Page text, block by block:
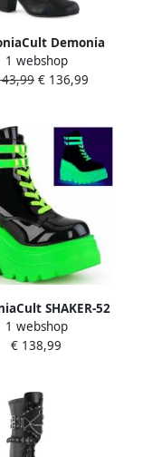
Demonia
VIVIKA-205 Zwart
1 webshop
€ 136,99
SHAKER-52
Laarzen 42 Shoes
Zwart Groen
1 webshop
€ 138,99